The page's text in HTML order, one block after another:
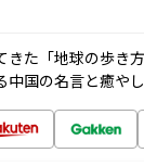
きた「地球の歩き
中国の名言と癒や